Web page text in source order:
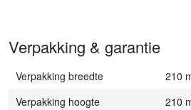
Verpakking & garantie
Verpakking breedte
210
Verpakking hoogte
210